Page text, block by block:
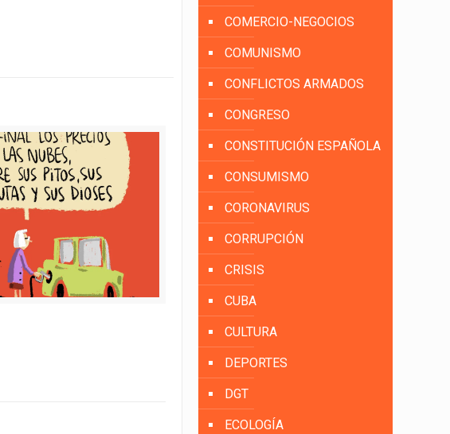
COMERCIO-NEGOCIOS
COMUNISMO
CONFLICTOS ARMADOS
CONGRESO
CONSTITUCIÓN ESPAÑOLA
CONSUMISMO
CORONAVIRUS
CORRUPCIÓN
CRISIS
CUBA
CULTURA
DEPORTES
DGT
ECOLOGÍA